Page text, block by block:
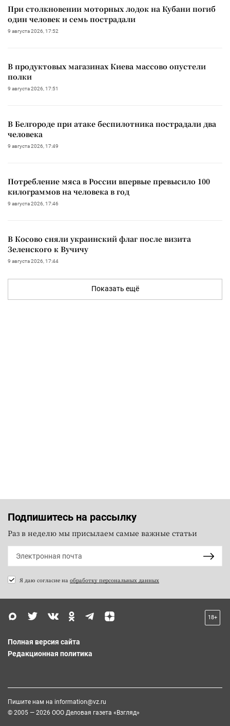
При столкновении моторных лодок на Кубани погиб
один человек и семь пострадали
9 августа 2026, 17:52
В продуктовых магазинах Киева массово опустели
полки
9 августа 2026, 17:51
В Белгороде при атаке беспилотника пострадали два
человека
9 августа 2026, 17:49
Потребление мяса в России впервые превысило 100
килограммов на человека в год
9 августа 2026, 17:46
В Косово сняли украинский флаг после визита
Зеленского к Вучичу
9 августа 2026, 17:44
Показать ещё
Подпишитесь на рассылку
Раз в неделю мы присылаем самые важные статьи
Я даю согласие на обработку персональных данных
18+
Полная версия сайта
Редакционная политика
Пишите нам на information@vz.ru
© 2005 — 2026 ООО Деловая газета «Взгляд»